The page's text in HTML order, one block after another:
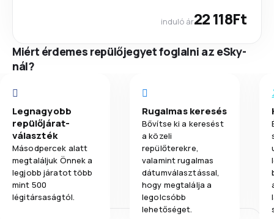
induló ár22 118Ft
Miért érdemes repülőjegyet foglalni az eSky-
nál?
Legnagyobb
repülőjárat-
választék
Másodpercek alatt
megtaláljuk Önnek a
legjobb járatot több
mint 500
légitársaságtól.
Rugalmas keresés
Bővítse ki a keresést
a közeli
repülőterekre,
valamint rugalmas
dátumválasztással,
hogy megtalálja a
legolcsóbb
lehetőséget.